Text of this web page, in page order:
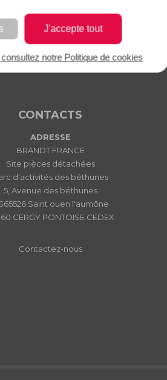
J'accepte tout
notre Politique de cookies
CONTACTS
ADRESSE
BRANDT FRANCE
Site pièces détachées
d'activités des béthunes
5, Avenue des béthunes
Saint ouen l'aumône
CERGY PONTOISE CEDEX
Contactez-nous